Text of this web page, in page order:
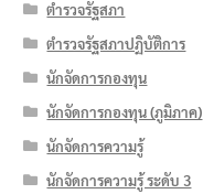
ตำรวจรัฐสภา
ตำรวจรัฐสภาปฏิบัติการ
นักจัดการกองทุน
นักจัดการกองทุน (ภูมิภาค)
นักจัดการความรู้
นักจัดการความรู้ ระดับ 3